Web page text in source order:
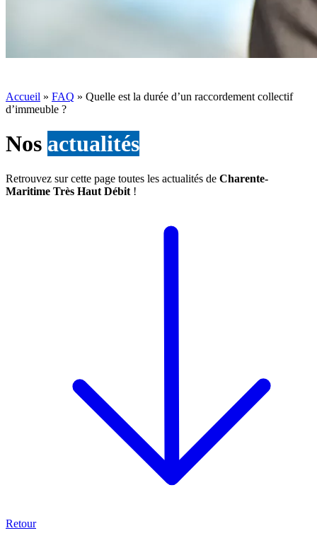
Accueil » FAQ » Quelle est la durée d’un raccordement collectif
d’immeuble ?
Nos actualités
Retrouvez sur cette page toutes les actualités de Charente-
Maritime Très Haut Débit !
Retour